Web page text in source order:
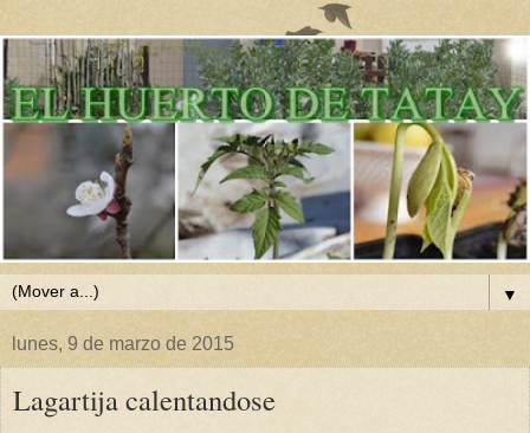
▼
lunes, 9 de marzo de 2015
Lagartija calentandose